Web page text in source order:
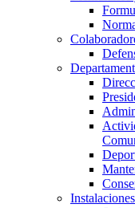
Instalaciones